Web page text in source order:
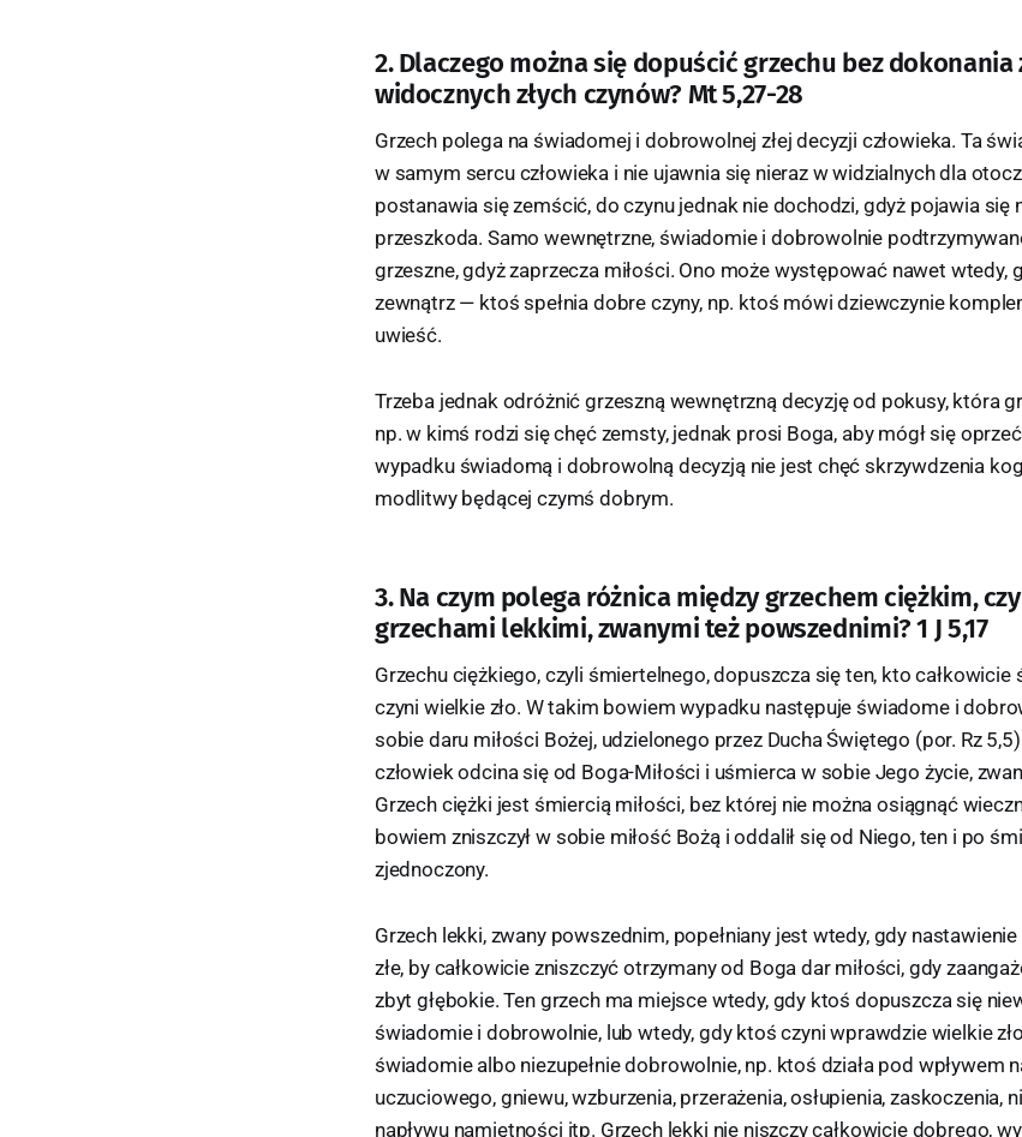
2. Dlaczego można się dopuścić grzechu bez dokonania
widocznych złych czynów? Mt 5,27-28
Grzech polega na świadomej i dobrowolnej złej decyzji człowieka. Ta
w samym sercu człowieka i nie ujawnia się nieraz w widzialnych dla
postanawia się zemścić, do czynu jednak nie dochodzi, gdyż pojawia się
przeszkoda. Samo wewnętrzne, świadomie i dobrowolnie
grzeszne, gdyż zaprzecza miłości. Ono może występować nawet wtedy,
zewnątrz — ktoś spełnia dobre czyny, np. ktoś mówi dziewczynie
uwieść.
Trzeba jednak odróżnić grzeszną wewnętrzną decyzję od pokusy, która
np. w kimś rodzi się chęć zemsty, jednak prosi Boga, aby mógł się
wypadku świadomą i dobrowolną decyzją nie jest chęć skrzywdzenia
modlitwy będącej czymś dobrym.
3. Na czym polega różnica między grzechem ciężkim,
grzechami lekkimi, zwanymi też powszednimi? 1 J 5,17
Grzechu ciężkiego, czyli śmiertelnego, dopuszcza się ten, kto
czyni wielkie zło. W takim bowiem wypadku następuje świadome i
sobie daru miłości Bożej, udzielonego przez Ducha Świętego (por. Rz
człowiek odcina się od Boga-Miłości i uśmierca w sobie Jego życie,
Grzech ciężki jest śmiercią miłości, bez której nie można osiągnąć
bowiem zniszczył w sobie miłość Bożą i oddalił się od Niego, ten i po
zjednoczony.
Grzech lekki, zwany powszednim, popełniany jest wtedy, gdy
złe, by całkowicie zniszczyć otrzymany od Boga dar miłości, gdy
zbyt głębokie. Ten grzech ma miejsce wtedy, gdy ktoś dopuszcza się
świadomie i dobrowolnie, lub wtedy, gdy ktoś czyni wprawdzie wielkie
świadomie albo niezupełnie dobrowolnie, np. ktoś działa pod wpływem
uczuciowego, gniewu, wzburzenia, przerażenia, osłupienia, zaskoczenia,
napływu namiętności itp. Grzech lekki nie niszczy całkowicie dobrego,